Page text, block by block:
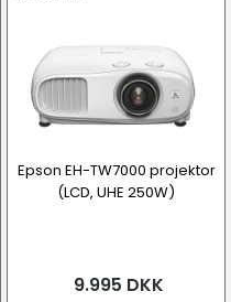
Epson EH-TW7000 projektor
(LCD, UHE 250W)
9.995 DKK